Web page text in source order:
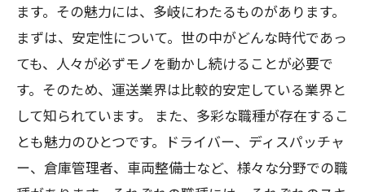
ます。その魅力には、多岐にわたるものがあります。
まずは、安定性について。世の中がどんな時代であっ
ても、人々が必ずモノを動かし続けることが必要で
す。そのため、運送業界は比較的安定している業界と
して知られています。 また、多彩な職種が存在するこ
とも魅力のひとつです。ドライバー、ディスパッチャ
ー、倉庫管理者、車両整備士など、様々な分野での職